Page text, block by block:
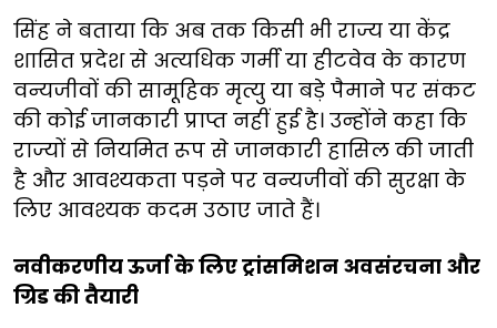
सिंह ने बताया कि अब तक किसी भी राज्य या केंद्र
शासित प्रदेश से अत्यधिक गर्मी या हीटवेव के कारण
वन्यजीवों की सामूहिक मृत्यु या बड़े पैमाने पर संकट
की कोई जानकारी प्राप्त नहीं हुई है। उन्होंने कहा कि
राज्यों से नियमित रूप से जानकारी हासिल की जाती
है और आवश्यकता पड़ने पर वन्यजीवों की सुरक्षा के
लिए आवश्यक कदम उठाए जाते हैं।
नवीकरणीय ऊर्जा के लिए ट्रांसमिशन अवसंरचना और
ग्रिड की तैयारी